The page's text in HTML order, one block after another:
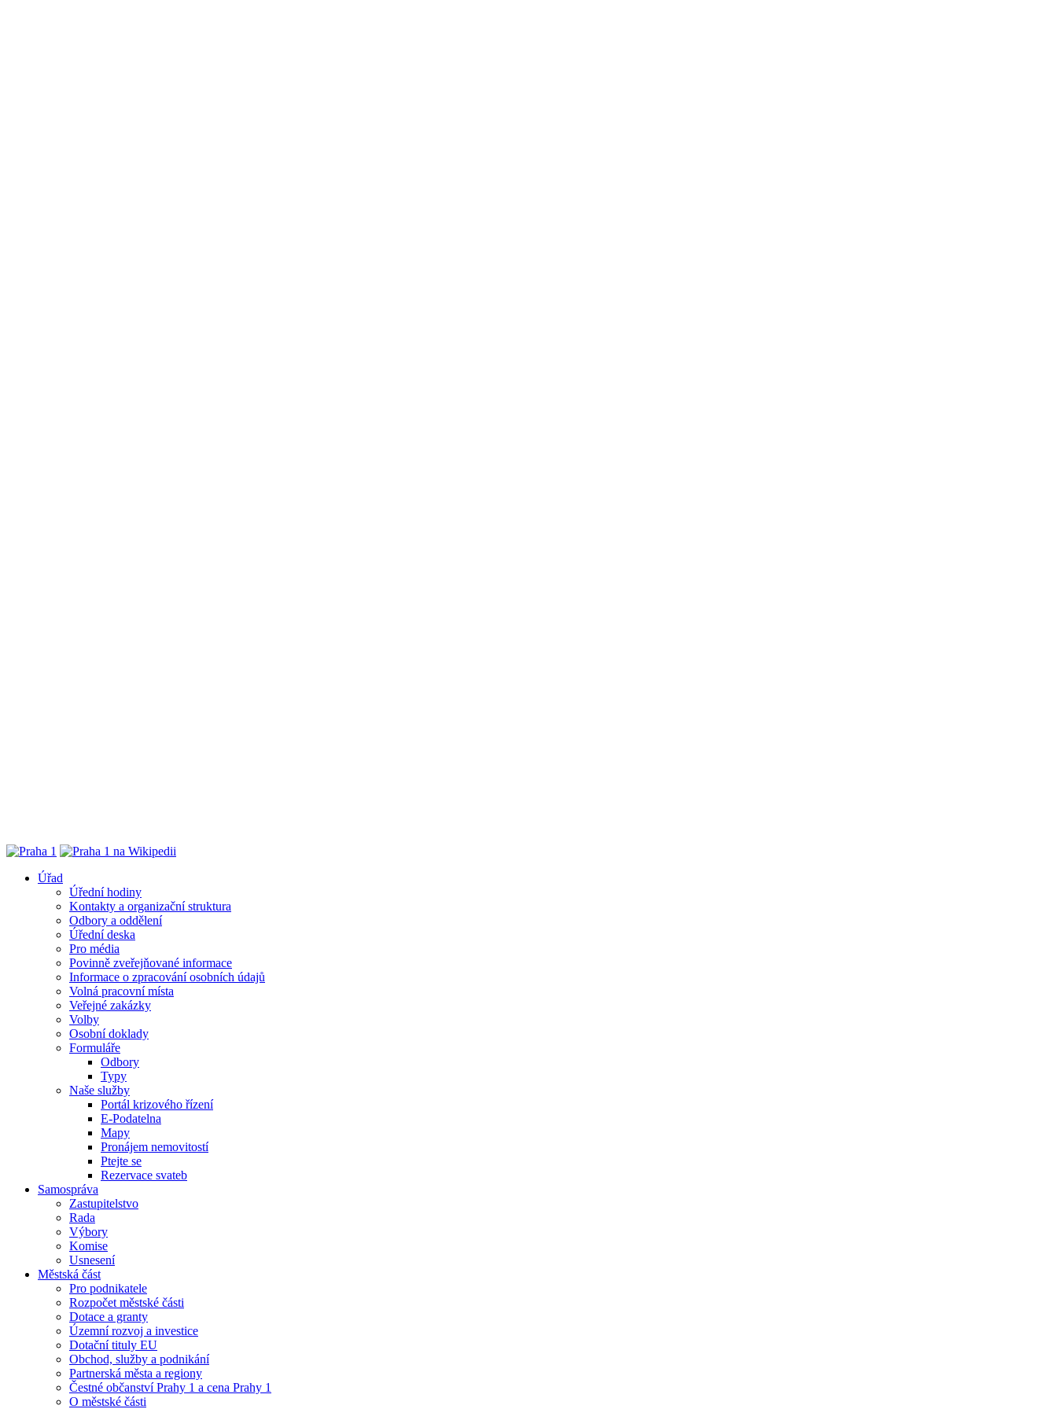
Úřad
Úřední hodiny
Kontakty a organizační struktura
Odbory a oddělení
Úřední deska
Pro média
Povinně zveřejňované informace
Informace o zpracování osobních údajů
Volná pracovní místa
Veřejné zakázky
Volby
Osobní doklady
Formuláře
Odbory
Typy
Naše služby
Portál krizového řízení
E-Podatelna
Mapy
Pronájem nemovitostí
Ptejte se
Rezervace svateb
Samospráva
Zastupitelstvo
Rada
Výbory
Komise
Usnesení
Městská část
Pro podnikatele
Rozpočet městské části
Dotace a granty
Územní rozvoj a investice
Dotační tituly EU
Obchod, služby a podnikání
Partnerská města a regiony
Čestné občanství Prahy 1 a cena Prahy 1
O městské části